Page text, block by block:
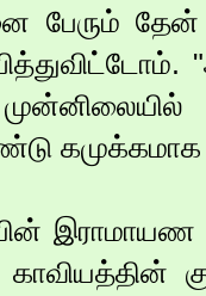
பேரும் தேன்
கமுக்கமாக
இராமாயண